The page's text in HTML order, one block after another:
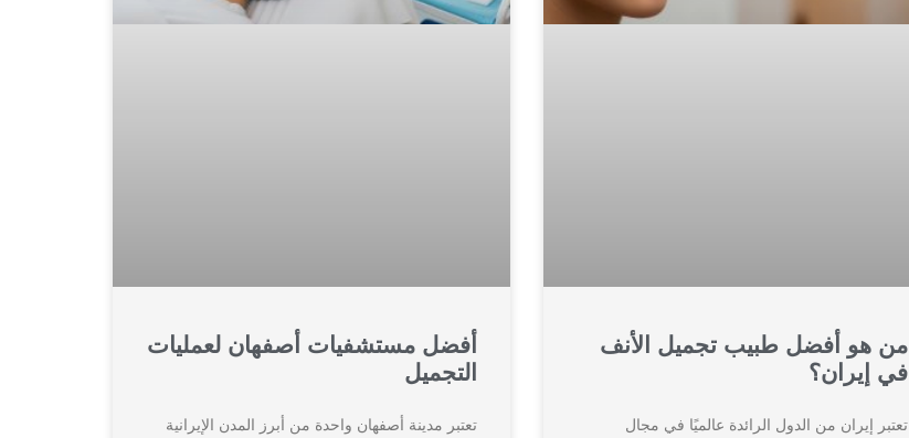
من هو أفضل طبيب تجميل الأنف
في إيران؟
تعتبر إيران من الدول الرائدة عالميًا في مجال
أفضل مستشفيات أصفهان لعمليات
التجميل
تعتبر مدينة أصفهان واحدة من أبرز المدن الإيرانية